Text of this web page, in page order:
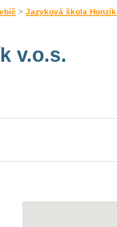
> Jazyková škola
v.o.s.